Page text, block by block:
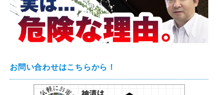
お問い合わせはこちらから！